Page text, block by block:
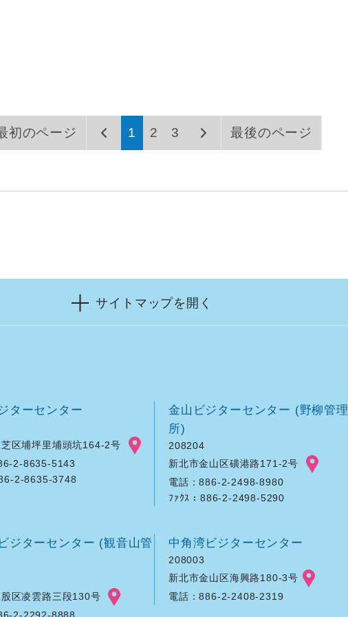
初のページ 1 2 3 最後のページ
サイトマップを開く
ターセンター
区埔坪里埔頭坑164-2号
2-8635-5143
2-8635-3748
金山ビジターセンター (野柳管理
所)
208204
新北市金山区磺港路171-2号
電話：886-2-2498-8980
ﾌｧｸｽ：886-2-2498-5290
ジターセンター (観音山管
区凌雲路三段130号
中角湾ビジターセンター
208003
新北市金山区海興路180-3号
電話：886-2-2408-2319